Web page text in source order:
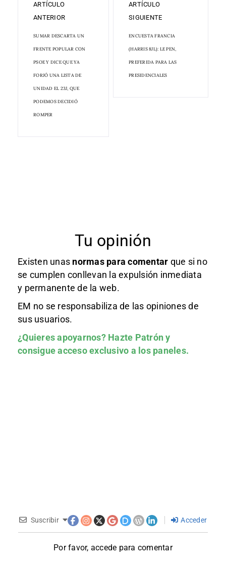
ARTÍCULO
ANTERIOR
SUMAR DESCARTA UN
FRENTE POPULAR CON
PSOE Y DICE QUE YA
FORJÓ UNA LISTA DE
UNIDAD EL 23J, QUE
PODEMOS DECIDIÓ
ROMPER
ARTÍCULO
SIGUIENTE
ENCUESTA FRANCIA
(HARRIS 8JL): LE PEN,
PREFERIDA PARA LAS
PRESIDENCIALES
Tu opinión
Existen unas normas para comentar que si no
se cumplen conllevan la expulsión inmediata
y permanente de la web.
EM no se responsabiliza de las opiniones de
sus usuarios.
¿Quieres apoyarnos? Hazte Patróny
consigue acceso exclusivo a los paneles.
Suscribir Acceder
Por favor, accede para comentar